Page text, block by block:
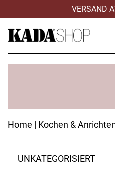
VERSAND
Home | Kochen &
UNKATEGORISIERT